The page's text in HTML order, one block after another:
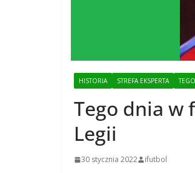
HISTORIA STREFA EKSPERTA
Tego dnia w
Legii
30 stycznia 2022 ifutbol